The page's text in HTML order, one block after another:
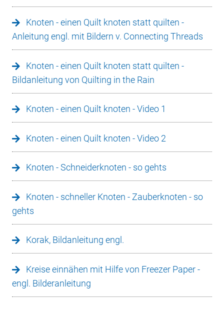
Knoten - einen Quilt knoten statt quilten -
Anleitung engl. mit Bildern v. Connecting Threads
Knoten - einen Quilt knoten statt quilten -
Bildanleitung von Quilting in the Rain
Knoten - einen Quilt knoten - Video 1
Knoten - einen Quilt knoten - Video 2
Knoten - Schneiderknoten - so gehts
Knoten - schneller Knoten - Zauberknoten - so
gehts
Korak, Bildanleitung engl.
Kreise einnähen mit Hilfe von Freezer Paper -
engl. Bilderanleitung